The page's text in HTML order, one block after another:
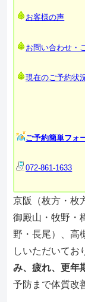
お客様の声
お問い合わせ・
現在のご予約状
ご予約簡単フォ
072-861-1633
京阪（枚方・枚
御殿山・牧野・
野・長尾）、高
しいただいてお
み、疲れ、更年
予防まで体質改